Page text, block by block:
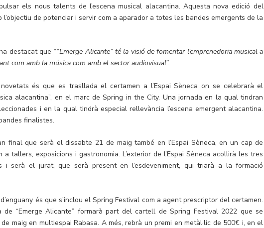
els nous talents de l’escena musical alacantina. Aquesta nova edició del
de potenciar i servir com a aparador a totes les bandes emergents de la
destacat que ““Emerge Alicante” té la visió de fomentar l’emprenedoria musical a
com amb la música com amb el sector audiovisual”.
és que es trasllada el certamen a l’Espai Sèneca on se celebrarà el
alacantina”, en el marc de Spring in the City. Una jornada en la qual tindran
i en la qual tindrà especial rellevància l’escena emergent alacantina.
finalistes.
final que serà el dissabte 21 de maig també en l’Espai Sèneca, en un cap de
tallers, exposicions i gastronomia. L’exterior de l’Espai Sèneca acollirà les tres
i serà el jurat, que serà present en l’esdeveniment, qui triarà a la formació
és que s’inclou el Spring Festival com a agent prescriptor del certamen.
“Emerge Alicante” formarà part del cartell de Spring Festival 2022 que se
maig en multiespai Rabasa. A més, rebrà un premi en metàl·lic de 500€ i, en el